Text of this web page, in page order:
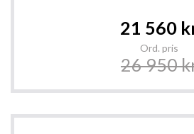
21 560
Ord. pris
26 950